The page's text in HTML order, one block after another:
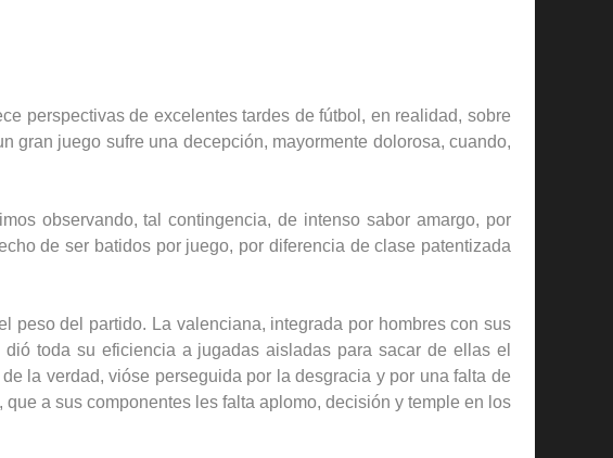
perspectivas de excelentes tardes de fútbol, en realidad, sobre
gran juego sufre una decepción, mayormente dolorosa, cuando,
observando, tal contingencia, de intenso sabor amargo, por
de ser batidos por juego, por diferencia de clase patentizada
peso del partido. La valenciana, integrada por hombres con sus
toda su eficiencia a jugadas aisladas para sacar de ellas el
la verdad, vióse perseguida por la desgracia y por una falta de
a sus componentes les falta aplomo, decisión y temple en los